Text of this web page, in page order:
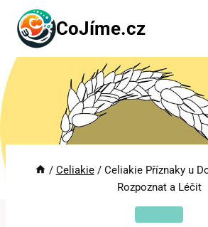
Přeskočit
obsah
CoJíme.cz
/ Celiakie / Celiakie Příznaky u
Rozpoznat a Léčit